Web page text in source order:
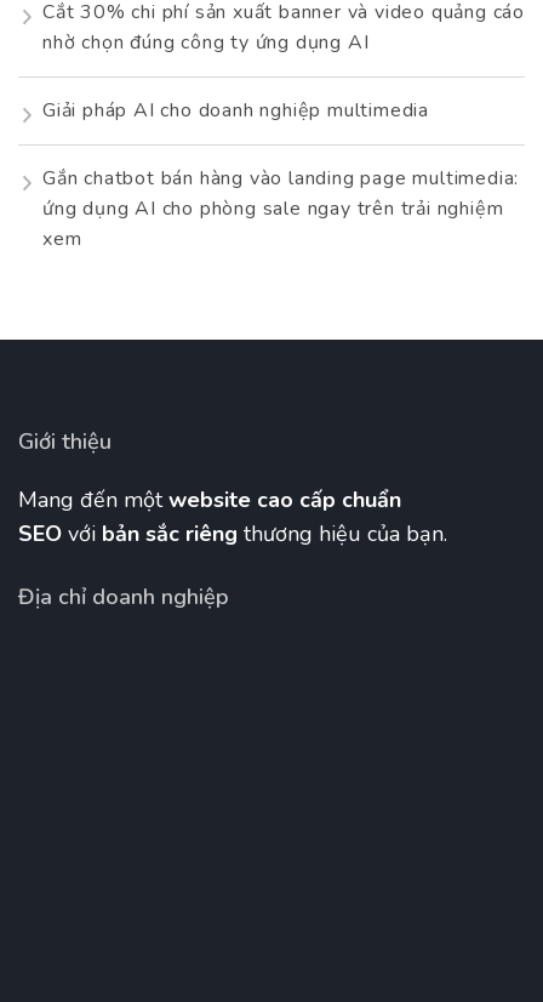
Cắt 30% chi phí sản xuất banner và video quảng cáo
nhờ chọn đúng công ty ứng dụng AI
Giải pháp AI cho doanh nghiệp multimedia
Gắn chatbot bán hàng vào landing page multimedia:
ứng dụng AI cho phòng sale ngay trên trải nghiệm
xem
Giới thiệu
Mang đến mộtwebsite cao cấp chuẩn
SEO với bản sắc riêng thương hiệu của bạn.
Địa chỉ doanh nghiệp